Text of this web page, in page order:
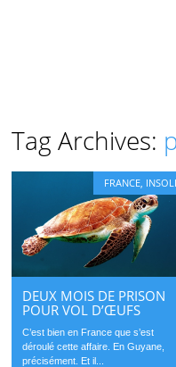
Tag Archives:
FRANCE
DEUX MOIS DE PRISON
POUR VOL D’ŒUFS
C’est bien en France que s’est
déroulé cette affaire. En Guyane,
précisément. Et il...